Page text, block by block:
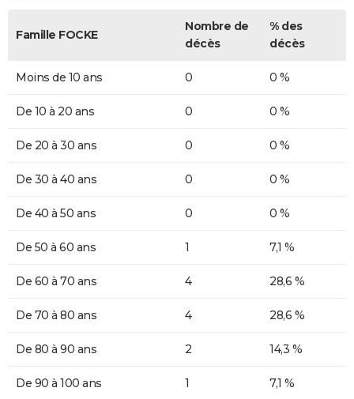
Famille FOCKE
Nombre de
décès
% des
décès
Moins de 10 ans 0 0 %
De 10 à 20 ans 0 0 %
De 20 à 30 ans 0 0 %
De 30 à 40 ans 0 0 %
De 40 à 50 ans 0 0 %
De 50 à 60 ans 1 7,1 %
De 60 à 70 ans 4 28,6 %
De 70 à 80 ans 4 28,6 %
De 80 à 90 ans 2 14,3 %
De 90 à 100 ans 1 7,1 %